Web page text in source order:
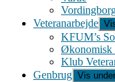
Veteranarbejde
KFUM’s
Økonomisk
Klub
Genbrug Vis